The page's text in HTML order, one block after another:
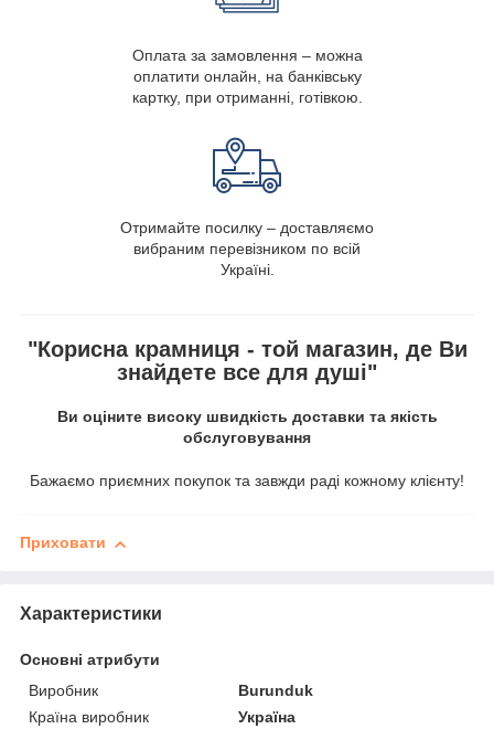
Оплата за замовлення – можна
оплатити онлайн, на банківську
картку, при отриманні, готівкою.
Отримайте посилку – доставляємо
вибраним перевізником по всій
Україні.
"Корисна крамниця - той магазин, де Ви
знайдете все для душі"
Ви оціните високу швидкість доставки та якість
обслуговування
Бажаємо приємних покупок та завжди раді кожному клієнту!
Приховати
Характеристики
Основні атрибути
Виробник
Burunduk
Країна виробник
Україна